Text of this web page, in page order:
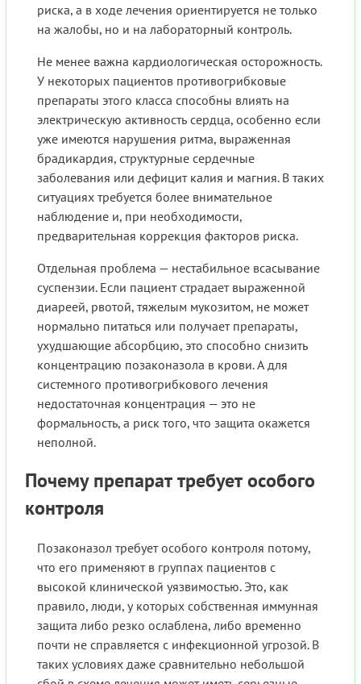
риска, а в ходе лечения ориентируется не только
на жалобы, но и на лабораторный контроль.
Не менее важна кардиологическая осторожность.
У некоторых пациентов противогрибковые
препараты этого класса способны влиять на
электрическую активность сердца, особенно если
уже имеются нарушения ритма, выраженная
брадикардия, структурные сердечные
заболевания или дефицит калия и магния. В таких
ситуациях требуется более внимательное
наблюдение и, при необходимости,
предварительная коррекция факторов риска.
Отдельная проблема — нестабильное всасывание
суспензии. Если пациент страдает выраженной
диареей, рвотой, тяжелым мукозитом, не может
нормально питаться или получает препараты,
ухудшающие абсорбцию, это способно снизить
концентрацию позаконазола в крови. А для
системного противогрибкового лечения
недостаточная концентрация — это не
формальность, а риск того, что защита окажется
неполной.
Почему препарат требует особого
контроля
Позаконазол требует особого контроля потому,
что его применяют в группах пациентов с
высокой клинической уязвимостью. Это, как
правило, люди, у которых собственная иммунная
защита либо резко ослаблена, либо временно
почти не справляется с инфекционной угрозой. В
таких условиях даже сравнительно небольшой